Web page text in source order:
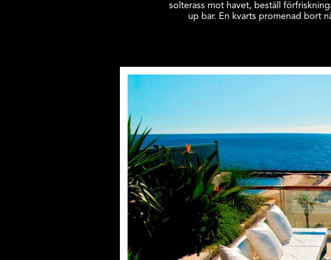
solterass mot havet, beställ
up bar. En kvarts promenad bort